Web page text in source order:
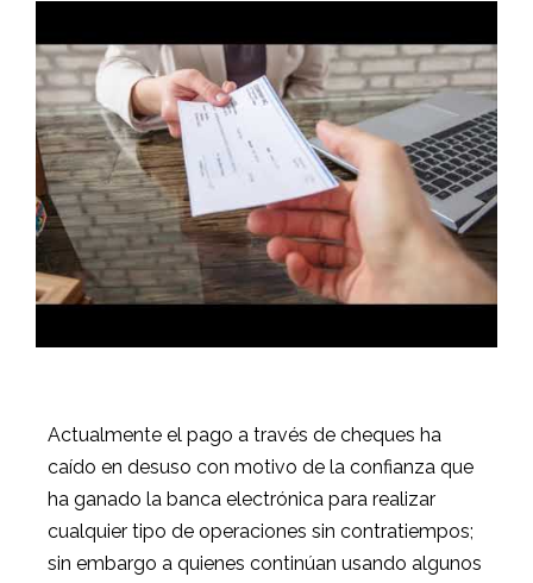
Actualmente el pago a través de cheques ha
caído en desuso con motivo de la confianza que
ha ganado la banca electrónica para realizar
cualquier tipo de operaciones sin contratiempos;
sin embargo a quienes continúan usando algunos